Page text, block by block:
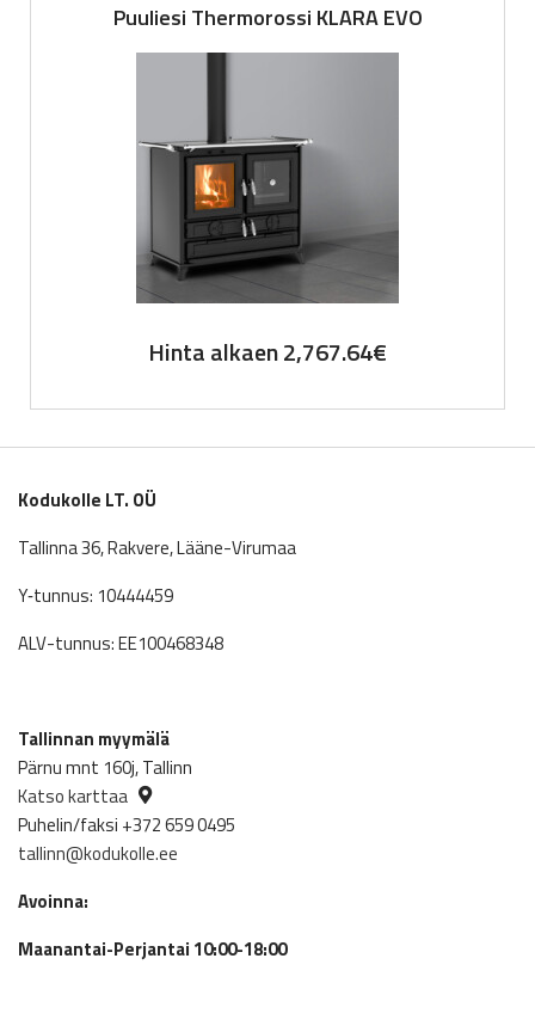
Puuliesi Thermorossi KLARA EVO
Hinta alkaen2,767.64€
Kodukolle LT. OÜ
Tallinna 36, Rakvere, Lääne-Virumaa
Y‑tunnus: 10444459
ALV-tunnus: EE100468348
Tallinnan myymälä
Pärnu mnt 160j, Tallinn
Katso karttaa
Puhelin/faksi +372 659 0495
tallinn@kodukolle.ee
Avoinna:
Maanantai-Perjantai 10:00-18:00